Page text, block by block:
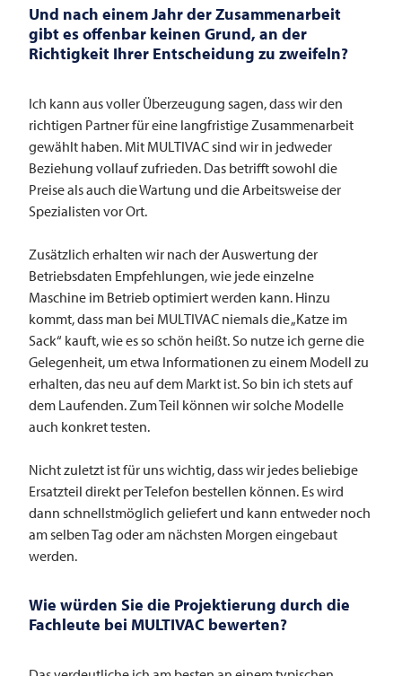
Und nach einem Jahr der Zusammenarbeit
gibt es offenbar keinen Grund, an der
Richtigkeit Ihrer Entscheidung zu zweifeln?
Ich kann aus voller Überzeugung sagen, dass wir den
richtigen Partner für eine langfristige Zusammenarbeit
gewählt haben. Mit MULTIVAC sind wir in jedweder
Beziehung vollauf zufrieden. Das betrifft sowohl die
Preise als auch die Wartung und die Arbeitsweise der
Spezialisten vor Ort.
Zusätzlich erhalten wir nach der Auswertung der
Betriebsdaten Empfehlungen, wie jede einzelne
Maschine im Betrieb optimiert werden kann. Hinzu
kommt, dass man bei MULTIVAC niemals die „Katze im
Sack“ kauft, wie es so schön heißt. So nutze ich gerne die
Gelegenheit, um etwa Informationen zu einem Modell zu
erhalten, das neu auf dem Markt ist. So bin ich stets auf
dem Laufenden. Zum Teil können wir solche Modelle
auch konkret testen.
Nicht zuletzt ist für uns wichtig, dass wir jedes beliebige
Ersatzteil direkt per Telefon bestellen können. Es wird
dann schnellstmöglich geliefert und kann entweder noch
am selben Tag oder am nächsten Morgen eingebaut
werden.
Wie würden Sie die Projektierung durch die
Fachleute bei MULTIVAC bewerten?